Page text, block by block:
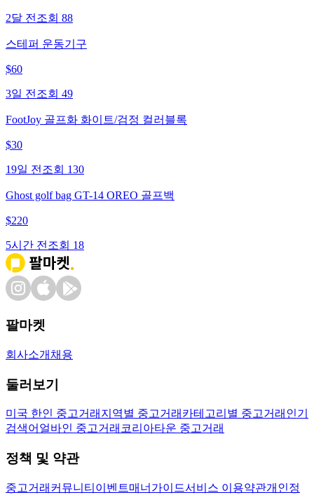
2달 전 조회 88
스테퍼 운동기구
$60
3일 전 조회 49
FootJoy 골프화 화이트/검정 컬러블록
$30
19일 전 조회 130
Ghost golf bag GT-14 OREO 골프백
$220
5시간 전 조회 18
팔마켓
회사소개 채용
둘러보기
미국 한인 중고거래 지역별 중고거래 카테고리별 중고거래 인기
검색어 얼바인 중고거래 코리아타운 중고거래
정책 및 약관
중고거래 커뮤니티 이벤트매너가이드서비스 이용약관개인정